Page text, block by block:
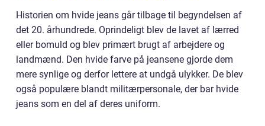
Historien om hvide jeans går tilbage til begyndelsen af
det 20. århundrede. Oprindeligt blev de lavet af lærred
eller bomuld og blev primært brugt af arbejdere og
landmænd. Den hvide farve på jeansene gjorde dem
mere synlige og derfor lettere at undgå ulykker. De blev
også populære blandt militærpersonale, der bar hvide
jeans som en del af deres uniform.